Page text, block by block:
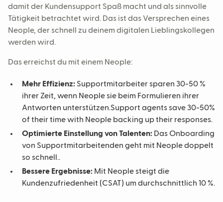
damit der Kundensupport Spaß macht und als sinnvolle
Tätigkeit betrachtet wird. Das ist das Versprechen eines
Neople, der schnell zu deinem digitalen Lieblingskollegen
werden wird.
Das erreichst du mit einem Neople:
Mehr Effizienz: Supportmitarbeiter sparen 30-50 %
ihrer Zeit, wenn Neople sie beim Formulieren ihrer
Antworten unterstützen.Support agents save 30-50%
of their time with Neople backing up their responses.
Optimierte Einstellung von Talenten: Das Onboarding
von Supportmitarbeitenden geht mit Neople doppelt
so schnell..
Bessere Ergebnisse: Mit Neople steigt die
Kundenzufriedenheit (CSAT) um durchschnittlich 10 %.